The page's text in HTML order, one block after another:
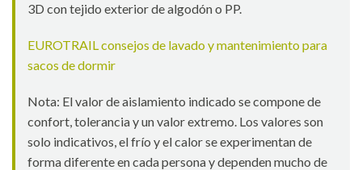
3D con tejido exterior de algodón o PP.
EUROTRAIL consejos de lavado y mantenimiento para
sacos de dormir
Nota: El valor de aislamiento indicado se compone de
confort, tolerancia y un valor extremo. Los valores son
solo indicativos, el frío y el calor se experimentan de
forma diferente en cada persona y dependen mucho de